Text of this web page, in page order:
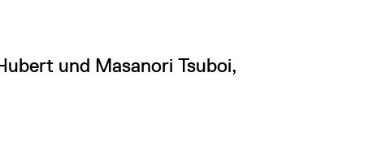
und Masanori Tsuboi,